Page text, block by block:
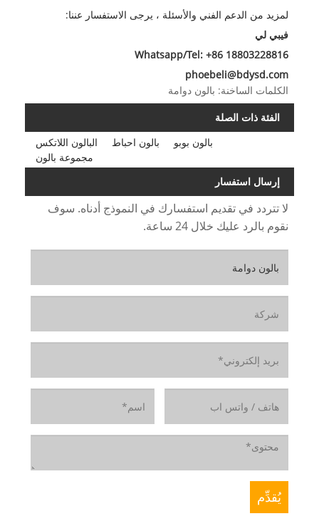
لمزيد من الدعم الفني والأسئلة ، يرجى الاستفسار عننا:
فيبي لي
Whatsapp/Tel: +86 18803228816
phoebeli@bdysd.com
الكلمات الساخنة: بالون دوامة
الفئة ذات الصلة
البالون اللاتكس
بالون احباط
بالون بوبو
مجموعة بالون
إرسال استفسار
لا تتردد في تقديم استفسارك في النموذج أدناه. سوف
نقوم بالرد عليك خلال 24 ساعة.